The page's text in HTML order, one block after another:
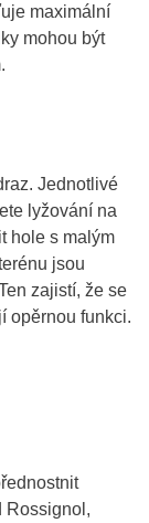
maximální
mohou být
Jednotlivé
lyžování na
hole s malým
jsou
zajistí, že se
opěrnou funkci.
Rossignol,